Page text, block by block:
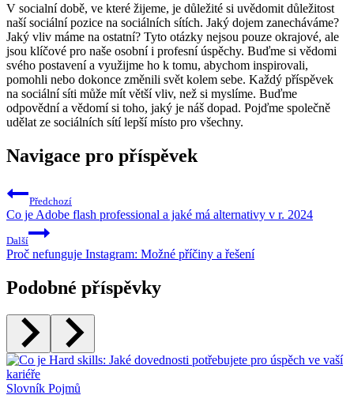
V socialní době, ve které žijeme, je důležité si uvědomit důležitost
naší sociální pozice na sociálních sítích. Jaký dojem zanecháváme?
Jaký vliv máme na ostatní? Tyto otázky nejsou pouze okrajové, ale
jsou klíčové pro naše osobní i profesní úspěchy. Buďme si vědomi
svého postavení a využijme ho k tomu, abychom inspirovali,
pomohli nebo dokonce změnili svět kolem sebe. Každý příspěvek
na sociální síti může mít větší vliv, než si myslíme. Buďme
odpovědní a vědomí si toho, jaký je náš dopad. Pojďme společně
udělat ze sociálních sítí lepší místo pro všechny.
Navigace pro příspěvek
Předchozí
Co je Adobe flash professional a jaké má alternativy v r. 2024
Další
Proč nefunguje Instagram: Možné příčiny a řešení
Podobné příspěvky
Slovník Pojmů